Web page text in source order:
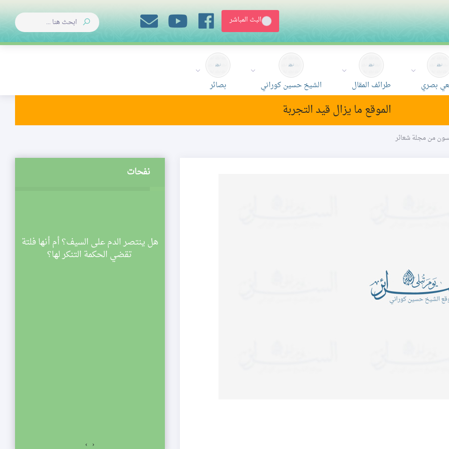
البث المباشر
بصري طرائف المقال الشيخ حسين كوراني بصائر
الموقع ما يزال قيد التجربة
من مجلة شعائر
نفحات
الرَّجبيـــــــــــــــــــــــــــــــــــــــــــــــــــــــــــــــــــــون؟
في شهر رجب قراءة سورة
التوحيد عشرة آلا مرة..
هل ينتصر الدم على السيف؟ أم أنها فلتة
تقضي الحكمة التنكر لها؟
‹
›